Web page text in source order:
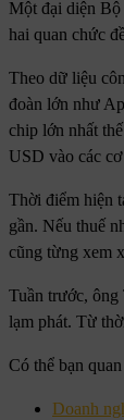
Một đại diện Bộ
hai quan chức
Theo dữ liệu
đoàn lớn như
chip lớn nhất
USD vào các cơ
Thời điểm hiện
gần. Nếu thuế
cũng từng xem
Tuần trước, ông
lạm phát. Từ
Có thể bạn
Doanh